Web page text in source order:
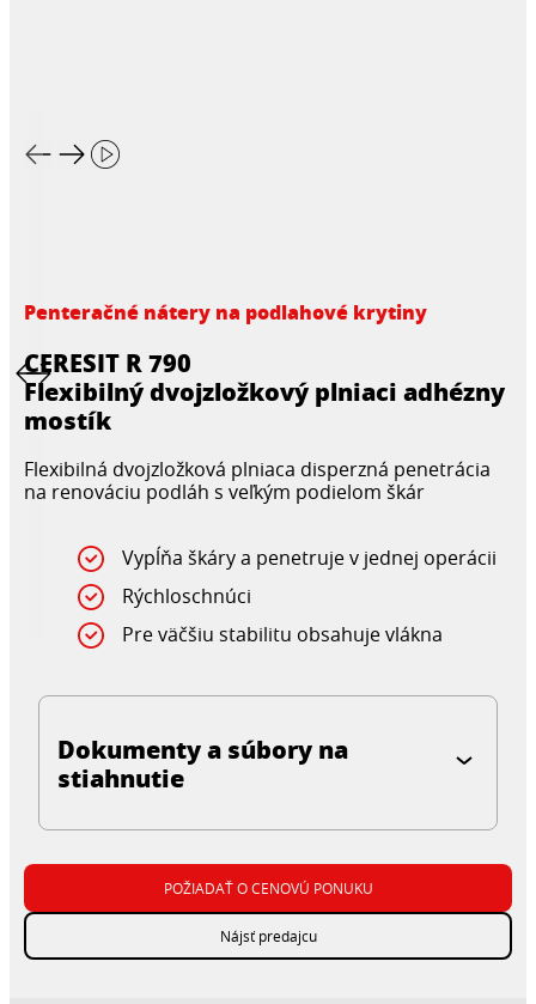
Penteračné nátery na podlahové krytiny
CERESIT R 790
Flexibilný dvojzložkový plniaci adhézny
mostík
Flexibilná dvojzložková plniaca disperzná penetrácia
na renováciu podláh s veľkým podielom škár
Vypĺňa škáry a penetruje v jednej operácii
Rýchloschnúci
Pre väčšiu stabilitu obsahuje vlákna
Dokumenty a súbory na
stiahnutie
POŽIADAŤ O CENOVÚ PONUKU
Nájsť predajcu